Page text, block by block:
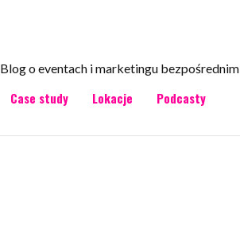
Blog o eventach i marketingu bezpośrednim
Case study Lokacje Podcasty